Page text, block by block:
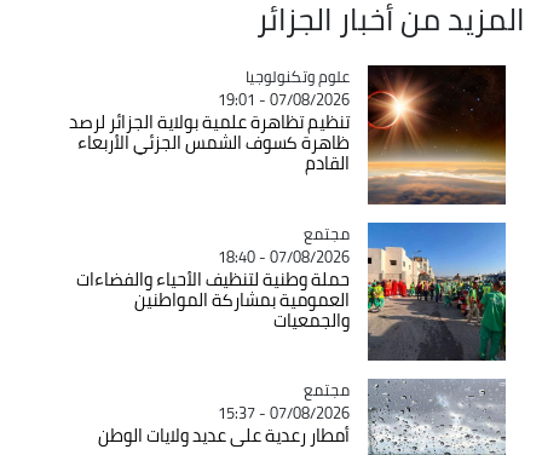
المزيد من أخبار الجزائر
Catégorie
علوم وتكنولوجيا
07/08/2026 - 19:01
تنظيم تظاهرة علمية بولاية الجزائر لرصد
ظاهرة كسوف الشمس الجزئي الأربعاء
القادم
Catégorie
مجتمع
07/08/2026 - 18:40
حملة وطنية لتنظيف الأحياء والفضاءات
العمومية بمشاركة المواطنين
والجمعيات
Catégorie
مجتمع
07/08/2026 - 15:37
أمطار رعدية على عديد ولايات الوطن